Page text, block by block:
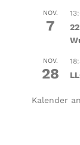
NOV.
7
NOV.
28
Kalender